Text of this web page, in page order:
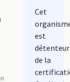
Cet
est
détenteur
de la